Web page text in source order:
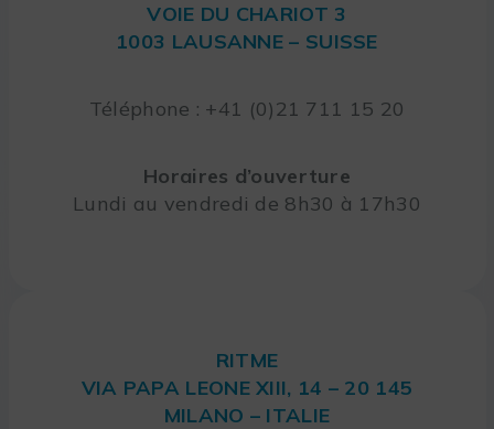
VOIE DU CHARIOT 3
1003 LAUSANNE – SUISSE
Téléphone : +41 (0)21 711 15 20
Horaires d’ouverture
Lundi au vendredi de 8h30 à 17h30
RITME
VIA PAPA LEONE XIII, 14 – 20 145
MILANO – ITALIE